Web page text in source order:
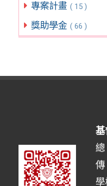
專案計畫 ( 15 )
獎助學金 ( 66 )